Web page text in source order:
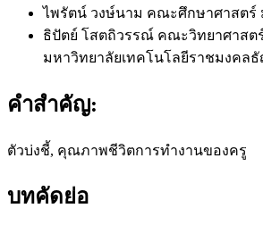
ไพรัตน์ วงษ์นาม คณะศึกษาศาสตร์
ธิปัตย์ โสตถิวรรณ์ คณะวิทยาศาสต
มหาวิทยาลัยเทคโนโลยีราชมงคล
คำสำคัญ:
ตัวบ่งชี้, คุณภาพชีวิตการทำงานของครู
บทคัดย่อ